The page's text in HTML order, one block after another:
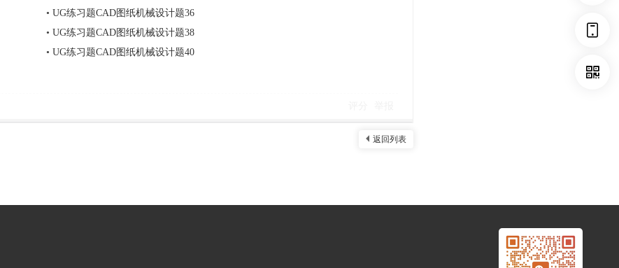
• UG练习题CAD图纸机械设计题36
• UG练习题CAD图纸机械设计题38
• UG练习题CAD图纸机械设计题40
返回列表